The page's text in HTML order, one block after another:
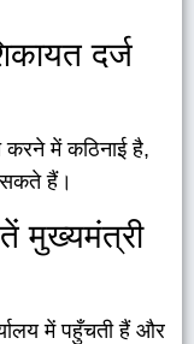
दर्ज
में कठिनाई है,
सकते हैं।
मुख्यमंत्री
में पहुँचती हैं और